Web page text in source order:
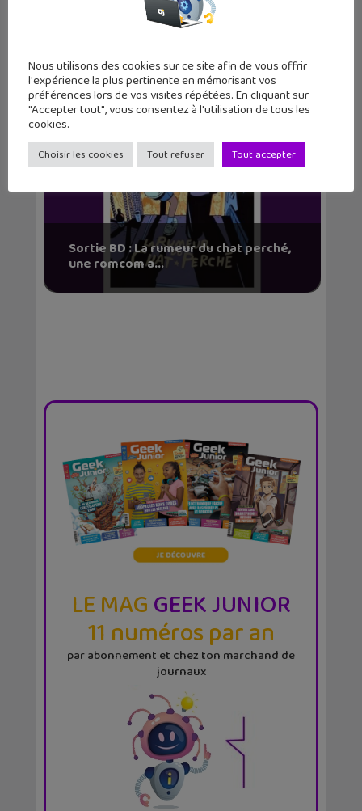
Sortie BD : La Langue des vipères,
entre magie, se...
Sortie BD : La rumeur du chat perché,
une romcom a...
LE MAGGEEK JUNIOR
11 numéros par an
par abonnement et chez ton marchand de
journaux
Nous utilisons des cookies sur ce site afin de vous offrir
l'expérience la plus pertinente en mémorisant vos
préférences lors de vos visites répétées. En cliquant sur
"Accepter tout", vous consentez à l'utilisation de tous les
cookies.
Choisir les cookies Tout refuser Tout accepter